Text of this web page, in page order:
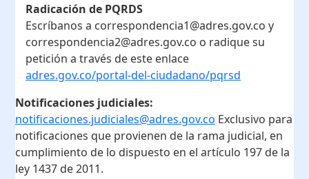
Radicación de PQRDS
Escríbanos a correspondencia1@adres.gov.co y
correspondencia2@adres.gov.co o radique su
petición a través de este enlace
adres.gov.co/portal-del-ciudadano/pqrsd
Notificaciones judiciales:
notificaciones.judiciales@adres.gov.co Exclusivo para
notificaciones que provienen de la rama judicial, en
cumplimiento de lo dispuesto en el artículo 197 de la
ley 1437 de 2011.